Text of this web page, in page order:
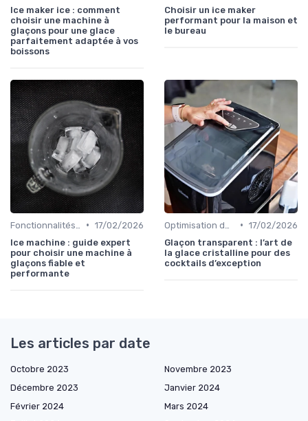
Ice maker ice : comment
choisir une machine à
glaçons pour une glace
parfaitement adaptée à vos
boissons
Choisir un ice maker
performant pour la maison et
le bureau
• 17/02/2026
Ice machine : guide expert
pour choisir une machine à
glaçons fiable et
performante
• 17/02/2026
Glaçon transparent : l’art de
la glace cristalline pour des
cocktails d’exception
Les articles par date
Octobre 2023
Novembre 2023
Décembre 2023
Janvier 2024
Février 2024
Mars 2024